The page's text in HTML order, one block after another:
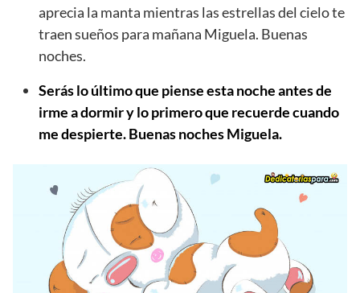
aprecia la manta mientras las estrellas del cielo te
traen sueños para mañana Miguela. Buenas
noches.
Serás lo último que piense esta noche antes de
irme a dormir y lo primero que recuerde cuando
me despierte. Buenas noches Miguela.